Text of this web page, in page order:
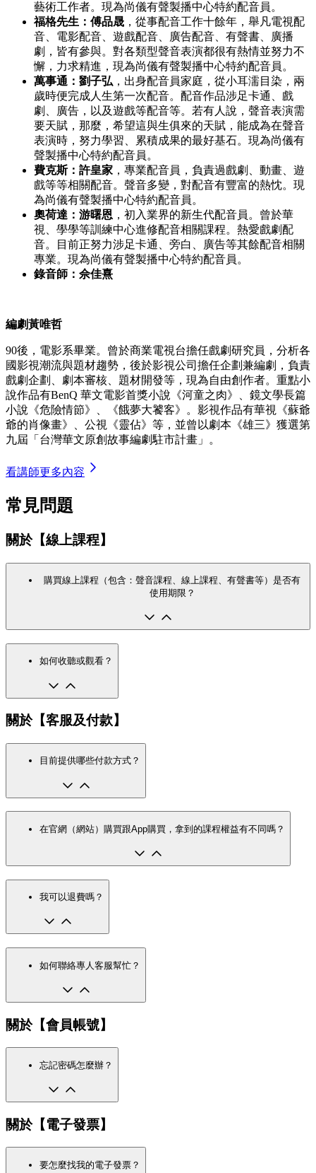
藝術工作者。現為尚儀有聲製播中心特約配音員。
福格先生：傅品晟 ，從事配音工作十餘年，舉凡電視配
音、電影配音、遊戲配音、廣告配音、有聲書、廣播
劇，皆有參與。對各類型聲音表演都很有熱情並努力不
懈，力求精進，現為尚儀有聲製播中心特約配音員。
萬事通：劉子弘 ，出身配音員家庭，從小耳濡目染，兩
歲時便完成人生第一次配音。配音作品涉足卡通、戲
劇、廣告，以及遊戲等配音等。若有人說，聲音表演需
要天賦，那麼，希望這與生俱來的天賦，能成為在聲音
表演時，努力學習、累積成果的最好基石。現為尚儀有
聲製播中心特約配音員。
費克斯：許皇家 ，專業配音員，負責過戲劇、動畫、遊
戲等等相關配音。聲音多變，對配音有豐富的熱忱。現
為尚儀有聲製播中心特約配音員。
奧荷達：游曙恩 ，初入業界的新生代配音員。曾於華
視、學學等訓練中心進修配音相關課程。熱愛戲劇配
音。目前正努力涉足卡通、旁白、廣告等其餘配音相關
專業。現為尚儀有聲製播中心特約配音員。
錄音師：佘佳熹
編劇黃唯哲
90後，電影系畢業。曾於商業電視台擔任戲劇研究員，分析各
國影視潮流與題材趨勢，後於影視公司擔任企劃兼編劇，負責
戲劇企劃、劇本審核、題材開發等，現為自由創作者。重點小
說作品有BenQ 華文電影首獎小說《河童之肉》、鏡文學長篇
小說《危險情節》、《餓夢大饕客》。影視作品有華視《蘇爺
爺的肖像畫》、公視《靈佔》等，並曾以劇本《雄三》獲選第
九屆「台灣華文原創故事編劇駐市計畫」。
看講師更多內容
常見問題
關於【線上課程】
購買線上課程（包含：聲音課程、線上課程、有聲書等）是否有
使用期限？
如何收聽或觀看？
關於【客服及付款】
目前提供哪些付款方式？
在官網（網站）購買跟App購買，拿到的課程權益有不同嗎？
我可以退費嗎？
如何聯絡專人客服幫忙？
關於【會員帳號】
忘記密碼怎麼辦？
關於【電子發票】
要怎麼找我的電子發票？